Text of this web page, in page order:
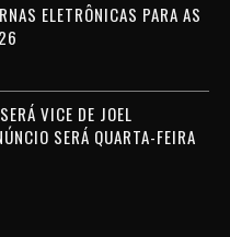
ELETRÔNICAS PARA AS
VICE DE JOEL
SERÁ QUARTA-FEIRA